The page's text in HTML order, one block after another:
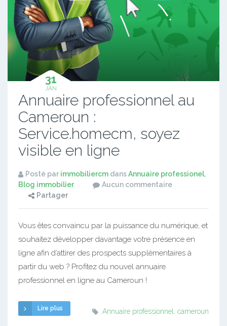
31
JAN
Annuaire professionnel au
Cameroun :
Service.homecm, soyez
visible en ligne
Posté par immobiliercmdansAnnuaire professionel,
Blog immobilier
Aucun commentaire
Partager
Vous êtes convaincu par la puissance du numérique, et
souhaitez développer davantage votre présence en
ligne afin d’attirer des prospects supplémentaires à
partir du web ? Profitez du nouvel annuaire
professionnel en ligne au Cameroun !
Lire plus Annuaire professionnel ,cameroun